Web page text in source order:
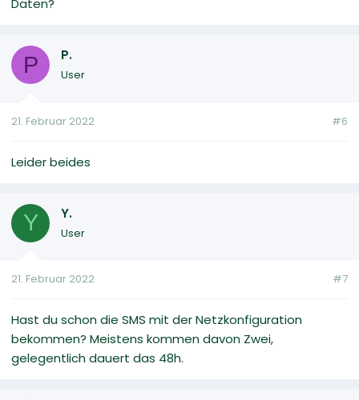
Daten?
P P.
User
21. Februar 2022 #6
Leider beides
Y Y.
User
21. Februar 2022 #7
Hast du schon die SMS mit der Netzkonfiguration
bekommen? Meistens kommen davon Zwei,
gelegentlich dauert das 48h.